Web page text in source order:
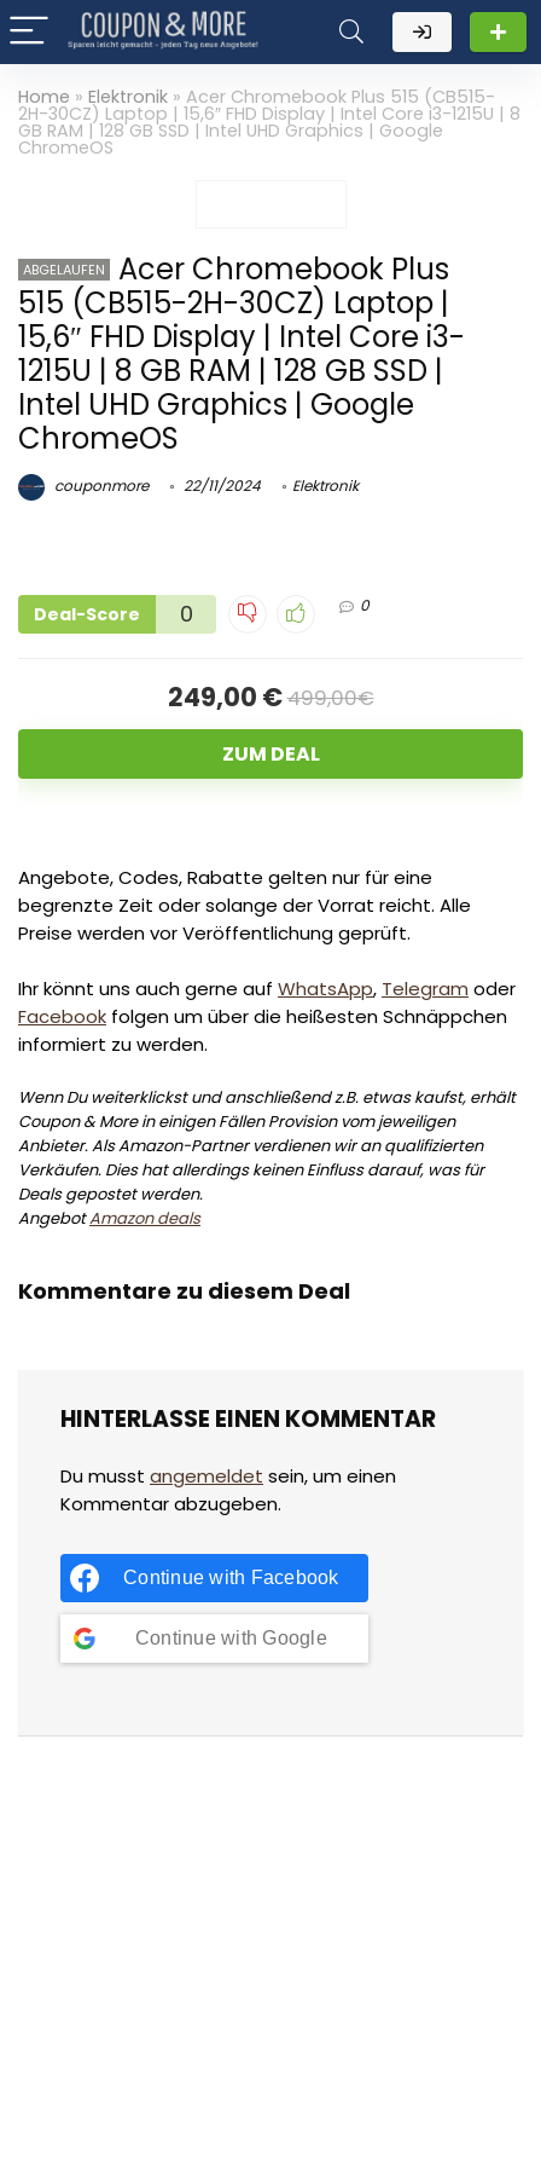
Home » Elektronik » Acer Chromebook Plus 515 (CB515-
2H-30CZ) Laptop | 15,6″ FHD Display | Intel Core i3-1215U | 8
GB RAM | 128 GB SSD | Intel UHD Graphics | Google
ChromeOS
ABGELAUFEN
Acer Chromebook Plus
515 (CB515-2H-30CZ) Laptop |
15,6″ FHD Display | Intel Core i3-
1215U | 8 GB RAM | 128 GB SSD |
Intel UHD Graphics | Google
ChromeOS
couponmore 22/11/2024 Elektronik
Deal-Score 0 0
249,00 €499,00€
ZUM DEAL
Angebote, Codes, Rabatte gelten nur für eine
begrenzte Zeit oder solange der Vorrat reicht. Alle
Preise werden vor Veröffentlichung geprüft.
Ihr könnt uns auch gerne auf WhatsApp, Telegram oder
Facebook folgen um über die heißesten Schnäppchen
informiert zu werden.
Wenn Du weiterklickst und anschließend z.B. etwas kaufst, erhält
Coupon & More in einigen Fällen Provision vom jeweiligen
Anbieter. Als Amazon-Partner verdienen wir an qualifizierten
Verkäufen. Dies hat allerdings keinen Einfluss darauf, was für
Deals gepostet werden.
AngebotAmazon deals
Kommentare zu diesem Deal
HINTERLASSE EINEN KOMMENTAR
Du musst angemeldet sein, um einen
Kommentar abzugeben.
Continue with Facebook
Continue with Google